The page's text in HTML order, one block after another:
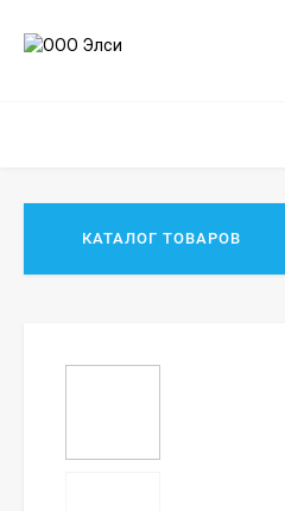
КАТАЛОГ ТОВАРОВ